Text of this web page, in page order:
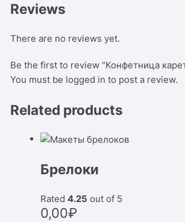
Reviews
There are no reviews yet.
Be the first to review “Конфетница
You must be logged in to post a review.
Related products
Брелоки
Rated4.25 out of 5
0,00₽